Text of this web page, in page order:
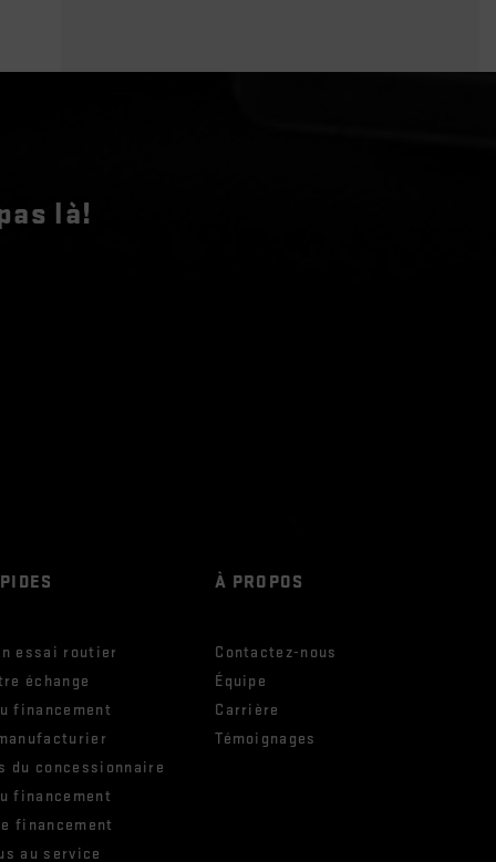
là!
essai routier
échange
financement
du concessionnaire
financement
financement
au service
À PROPOS
Contactez-nous
Équipe
Carrière
Témoignages